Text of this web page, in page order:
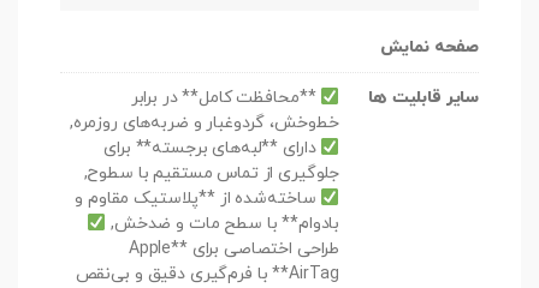
صفحه نمایش
سایر قابلیت ها
**محافظت کامل** در برابر
خط‌وخش، گردوغبار و ضربه‌های روزمره,
دارای **لبه‌های برجسته** برای
جلوگیری از تماس مستقیم با سطوح,
ساخته‌شده از **پلاستیک مقاوم و
بادوام** با سطح مات و ضدخش,
طراحی اختصاصی برای **Apple
AirTag** با فرم‌گیری دقیق و بی‌نقص